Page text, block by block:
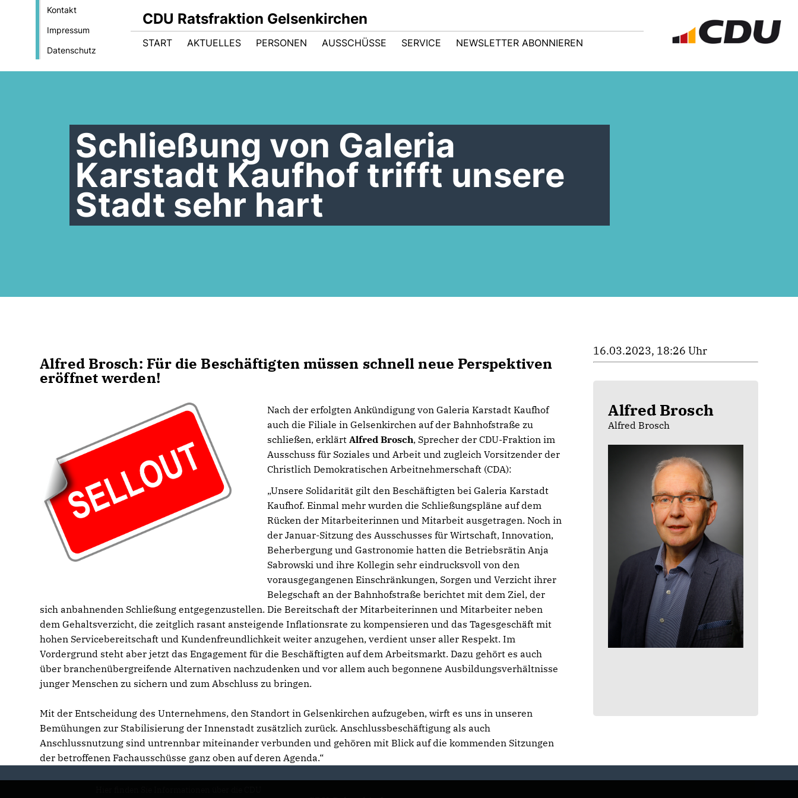
Kontakt
Impressum
Datenschutz
CDU Ratsfraktion Gelsenkirchen
START AKTUELLES PERSONEN AUSSCHÜSSE SERVICE NEWSLETTER ABONNIEREN
Schließung von Galeria
Karstadt Kaufhof trifft unsere
Stadt sehr hart
Alfred Brosch: Für die Beschäftigten müssen schnell neue Perspektiven
eröffnet werden!
Nach der erfolgten Ankündigung von Galeria Karstadt Kaufhof
auch die Filiale in Gelsenkirchen auf der Bahnhofstraße zu
schließen, erklärtAlfred Brosch, Sprecher der CDU-Fraktion im
Ausschuss für Soziales und Arbeit und zugleich Vorsitzender der
Christlich Demokratischen Arbeitnehmerschaft (CDA):
Unsere Solidarität gilt den Beschäftigten bei Galeria Karstadt
Kaufhof. Einmal mehr wurden die Schließungspläne auf dem
Rücken der Mitarbeiterinnen und Mitarbeit ausgetragen. Noch in
der Januar-Sitzung des Ausschusses für Wirtschaft, Innovation,
Beherbergung und Gastronomie hatten die Betriebsrätin Anja
Sabrowski und ihre Kollegin sehr eindrucksvoll von den
vorausgegangenen Einschränkungen, Sorgen und Verzicht ihrer
Belegschaft an der Bahnhofstraße berichtet mit dem Ziel, der
sich anbahnenden Schließung entgegenzustellen. Die Bereitschaft der Mitarbeiterinnen und Mitarbeiter neben
dem Gehaltsverzicht, die zeitglich rasant ansteigende Inflationsrate zu kompensieren und das Tagesgeschäft mit
hohen Servicebereitschaft und Kundenfreundlichkeit weiter anzugehen, verdient unser aller Respekt. Im
Vordergrund steht aber jetzt das Engagement für die Beschäftigten auf dem Arbeitsmarkt. Dazu gehört es auch
über branchenübergreifende Alternativen nachzudenken und vor allem auch begonnene Ausbildungsverhältnisse
junger Menschen zu sichern und zum Abschluss zu bringen.
Mit der Entscheidung des Unternehmens, den Standort in Gelsenkirchen aufzugeben, wirft es uns in unseren
Bemühungen zur Stabilisierung der Innenstadt zusätzlich zurück. Anschlussbeschäftigung als auch
Anschlussnutzung sind untrennbar miteinander verbunden und gehören mit Blick auf die kommenden Sitzungen
der betroffenen Fachausschüsse ganz oben auf deren Agenda.“
16.03.2023, 18:26 Uhr
Alfred Brosch
Alfred Brosch